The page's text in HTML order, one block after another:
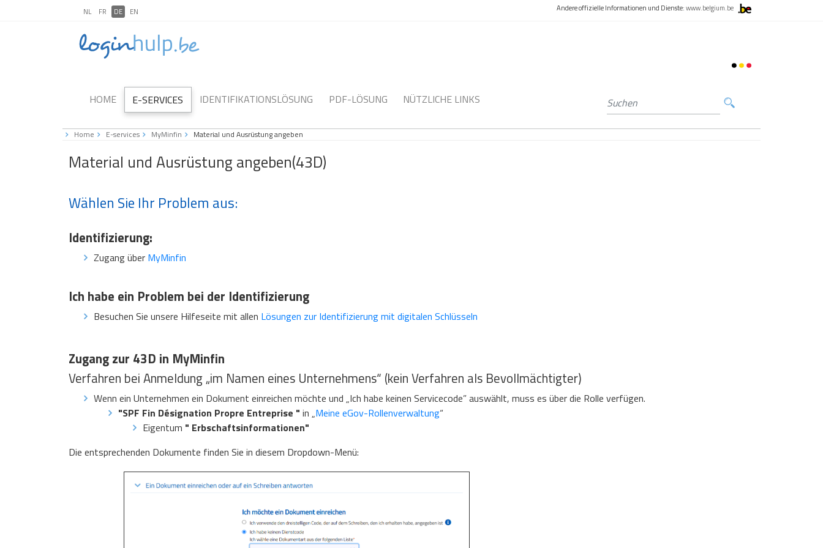
NL FR DE EN Andere offizielle Informationen und Dienste:www.belgium.be
HOME E-SERVICES IDENTIFIKATIONSLÖSUNG PDF-LÖSUNG NÜTZLICHE LINKS
Home E-services MyMinfin Material und Ausrüstung angeben
Material und Ausrüstung angeben(43D)
Wählen Sie Ihr Problem aus:
Identifizierung:
Zugang über MyMinfin
Ich habe ein Problem bei der Identifizierung
Besuchen Sie unsere Hilfeseite mit allen Lösungen zur Identifizierung mit digitalen Schlüsseln
Zugang zur 43D in MyMinfin
Verfahren bei Anmeldung „im Namen eines Unternehmens“ (kein Verfahren als Bevollmächtigter)
Wenn ein Unternehmen ein Dokument einreichen möchte und „Ich habe keinen Servicecode” auswählt, muss es über die Rolle verfügen.
"SPF Fin Désignation Propre Entreprise " in „Meine eGov-Rollenverwaltung“
Eigentum " Erbschaftsinformationen"
Die entsprechenden Dokumente finden Sie in diesem Dropdown-Menü: